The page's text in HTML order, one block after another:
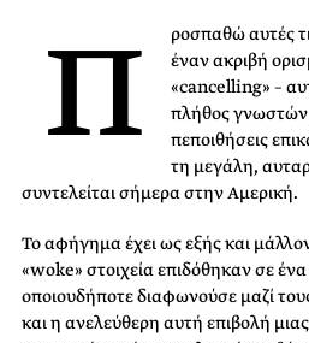
Π
ροσπαθώ αυτές
έναν ακριβή
«cancelling» –
πλήθος γνωστών
πεποιθήσεις
τη μεγάλη,
συντελείται σήμερα στην Αμερική.
Το αφήγημα έχει ως εξής και
«woke» στοιχεία επιδόθηκαν σε
οποιουδήποτε διαφωνούσε μαζί
και η ανελεύθερη αυτή επιβολή